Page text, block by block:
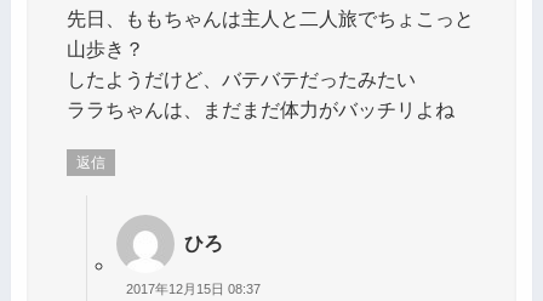
先日、ももちゃんは主人と二人旅でちょこっと
山歩き？
したようだけど、バテバテだったみたい
ララちゃんは、まだまだ体力がバッチリよね
返信
ひろ
2017年12月15日 08:37